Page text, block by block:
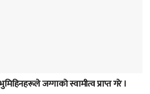
जग्गाको स्वामीत्व प्राप्त गरे ।